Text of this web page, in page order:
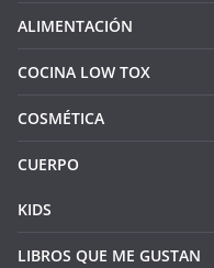
ALIMENTACIÓN
COCINA LOW TOX
COSMÉTICA
CUERPO
KIDS
LIBROS QUE ME GUSTAN